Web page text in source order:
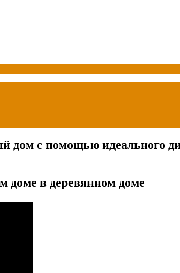
дом с помощью идеального
доме в деревянном доме